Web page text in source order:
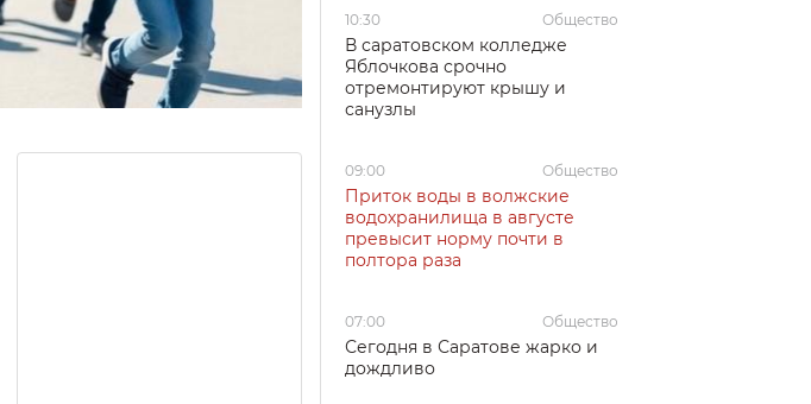
10:30 Общество
В саратовском колледже
Яблочкова срочно
отремонтируют крышу и
санузлы
09:00 Общество
Приток воды в волжские
водохранилища в августе
превысит норму почти в
полтора раза
07:00 Общество
Сегодня в Саратове жарко и
дождливо